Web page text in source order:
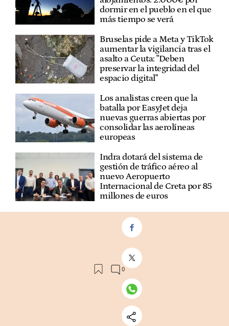
dormir en el pueblo en el que
más tiempo se verá
Bruselas pide a Meta y TikTok
aumentar la vigilancia tras el
asalto a Ceuta: "Deben
preservar la integridad del
espacio digital"
Los analistas creen que la
batalla por EasyJet deja
nuevas guerras abiertas por
consolidar las aerolíneas
europeas
Indra dotará del sistema de
gestión de tráfico aéreo al
nuevo Aeropuerto
Internacional de Creta por 85
millones de euros
VERCOMENTARIOS